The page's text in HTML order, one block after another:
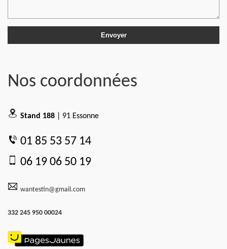
Nos coordonnées
Stand 188 | 91 Essonne
01 85 53 57 14
06 19 06 50 19
wantestin@gmail.com
332 245 950 00024